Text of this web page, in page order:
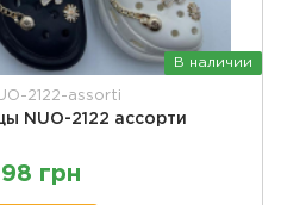
В наличии
2122-assorti
NUO-2122 ассорти
грн